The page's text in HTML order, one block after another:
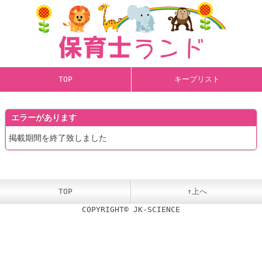
TOP キープリスト
エラーがあります
掲載期間を終了致しました
TOP ↑上へ
COPYRIGHT© JK-SCIENCE